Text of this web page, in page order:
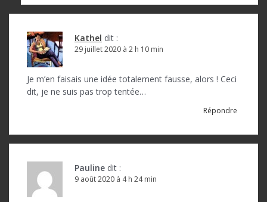
Kathel dit :
29 juillet 2020 à 2 h 10 min
Je m’en faisais une idée totalement fausse, alors ! Ceci
dit, je ne suis pas trop tentée…
Répondre
Pauline dit :
9 août 2020 à 4 h 24 min